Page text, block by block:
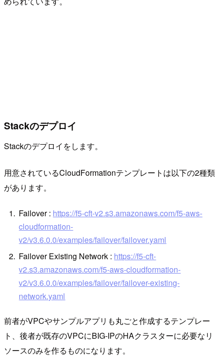
Stackのデプロイ
Stackのデプロイをします。
用意されているCloudFormationテンプレートは以下の2種類
があります。
Failover : https://f5-cft-v2.s3.amazonaws.com/f5-aws-
cloudformation-
v2/v3.6.0.0/examples/failover/failover.yaml
Failover Existing Network : https://f5-cft-
v2.s3.amazonaws.com/f5-aws-cloudformation-
v2/v3.6.0.0/examples/failover/failover-existing-
network.yaml
前者がVPCやサンプルアプリも丸ごと作成するテンプレー
ト、後者が既存のVPCにBIG-IPのHAクラスターに必要なリ
ソースのみを作るものになります。